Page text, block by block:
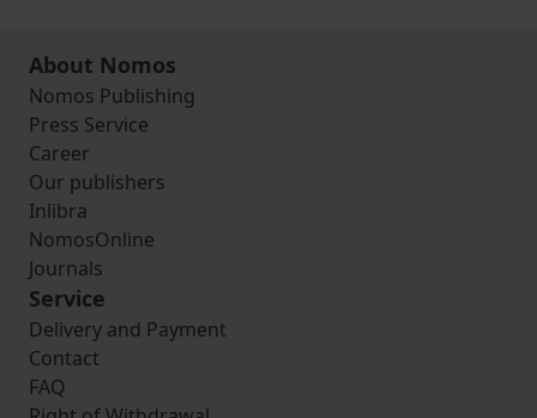
About Nomos
Nomos Publishing
Press Service
Career
Our publishers
Inlibra
NomosOnline
Journals
Service
Delivery and Payment
Contact
FAQ